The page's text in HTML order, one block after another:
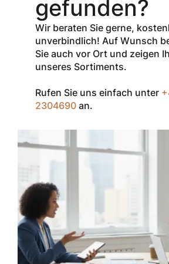
Verkaufspreis
aller Produkte
der Marke
InSpec von
Redditch
Zum Einlösen
geben Sie den
an der Kasse
ein.
nur einmal pro
Kunde
einsetzbar und
nicht
kombinierbar mit
anderen
gefunden?
Wir beraten Sie gerne,
unverbindlich! Auf Wunsch
Sie auch vor Ort und zeigen
unseres Sortiments.
Rufen Sie uns einfach unter
2304690 an.